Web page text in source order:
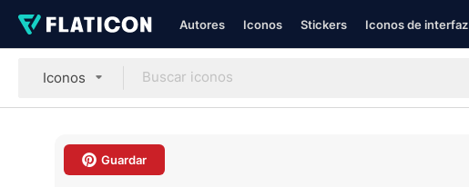
Autores Iconos Stickers Iconos de interfaz
Iconos
Guardar